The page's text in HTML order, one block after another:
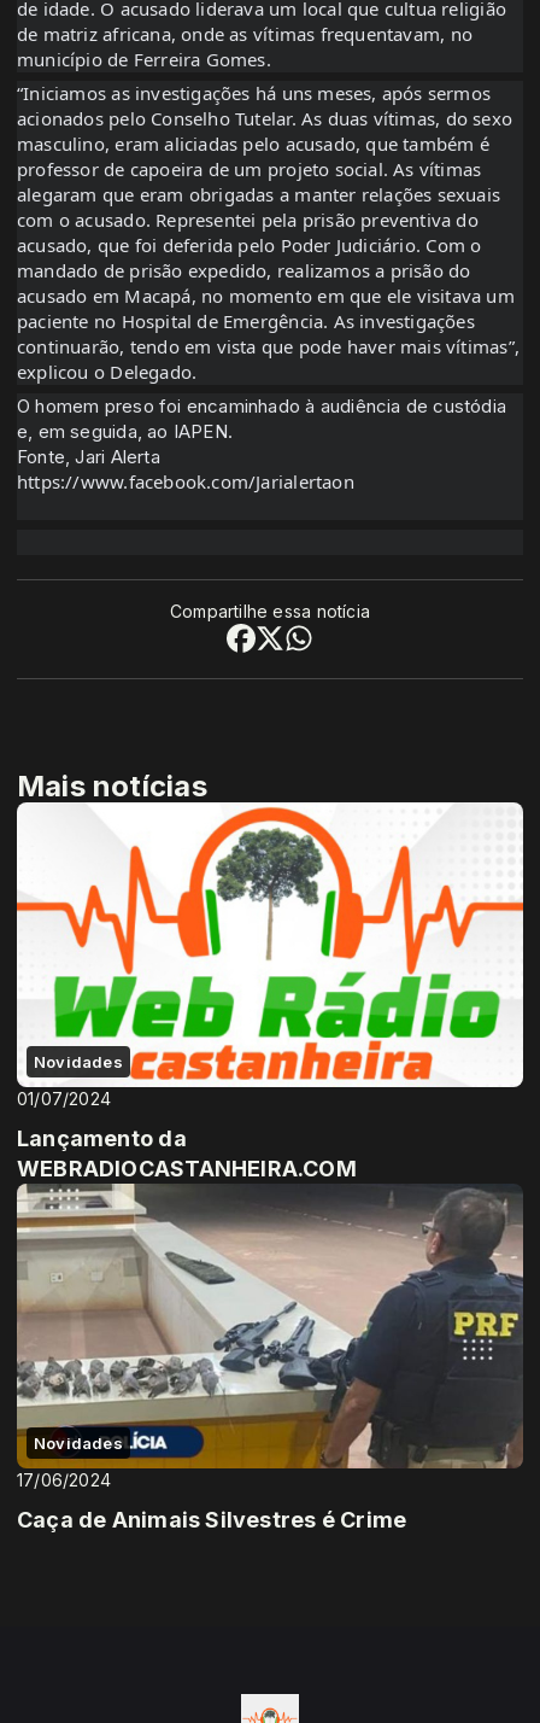
de idade. O acusado liderava um local que cultua religião
de matriz africana, onde as vítimas frequentavam, no
município de Ferreira Gomes.
“Iniciamos as investigações há uns meses, após sermos
acionados pelo Conselho Tutelar. As duas vítimas, do sexo
masculino, eram aliciadas pelo acusado, que também é
professor de capoeira de um projeto social. As vítimas
alegaram que eram obrigadas a manter relações sexuais
com o acusado. Representei pela prisão preventiva do
acusado, que foi deferida pelo Poder Judiciário. Com o
mandado de prisão expedido, realizamos a prisão do
acusado em Macapá, no momento em que ele visitava um
paciente no Hospital de Emergência. As investigações
continuarão, tendo em vista que pode haver mais vítimas”,
explicou o Delegado.
O homem preso foi encaminhado à audiência de custódia
e, em seguida, ao IAPEN.
Fonte, Jari Alerta
https://www.facebook.com/Jarialertaon
Compartilhe essa notícia
Mais notícias
Novidades
01/07/2024
Lançamento da
WEBRADIOCASTANHEIRA.COM
Novidades
17/06/2024
Caça de Animais Silvestres é Crime